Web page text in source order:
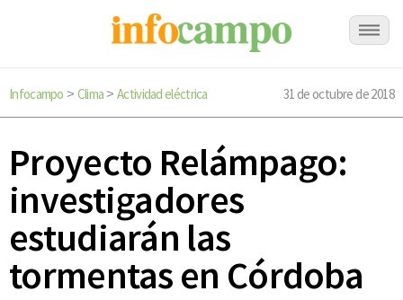
Infocampo > Clima>Actividad eléctrica 31 de octubre de 2018
Proyecto Relámpago:
investigadores
estudiarán las
tormentas en Córdoba